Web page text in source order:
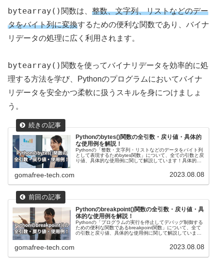
bytearray() 関数は、 整数、文字列、リストなどのデー
タをバイト列に変換するための便利な関数であり、バイナ
リデータの処理に広く利用されます。
bytearray() 関数を使ってバイナリデータを効率的に処
理する方法を学び、Pythonのプログラムにおいてバイナ
リデータを安全かつ柔軟に扱うスキルを身につけましょ
う。
Pythonのbytes()関数の全引数・戻り値・具体的
な使用例を解説！
Pythonの「整数・文字列・リストなどのデータをバイト列
として表現するためbytes関数」について、全ての引数と戻
り値、具体的な使用例に関して解説しています！具体的な
ってバイト列に変換する方法や応用例を紹介しています。
gomafree-tech.com 2023.08.08
Pythonのbreakpoint()関数の全引数・戻り値・具
体的な使用例を解説！
Pythonの「プログラムの実行を停止してデバッグ制御する
ための便利な関数であるbreakpoint関数」について、全て
の引数と戻り値、具体的な使用例に関して解説していま
プログラムの実行を一時停止してデバッガに制御を渡すこ
とができ、変数の値や実行のフローを確認することでバグ
gomafree-tech.com 2023.08.08